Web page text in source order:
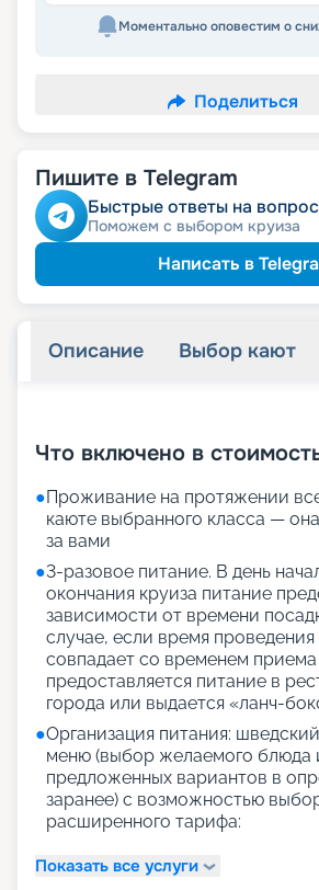
Моментально оповестим о
Поделиться
Пишите в Telegram
Быстрые ответы на
Поможем с выбором круиза
Написать в
Описание Выбор кают
Что включено в
●Проживание на протяжении
каюте выбранного класса —
за вами
●3-разовое питание. В день
окончания круиза питание
зависимости от времени
случае, если время
совпадает со временем
предоставляется питание в
города или выдается «ланч-
●Организация питания:
меню (выбор желаемого блюда
предложенных вариантов в
заранее) с возможностью
расширенного тарифа:
Показать все услуги